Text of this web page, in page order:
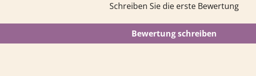
Schreiben Sie die erste Bewertung
Bewertung schreiben